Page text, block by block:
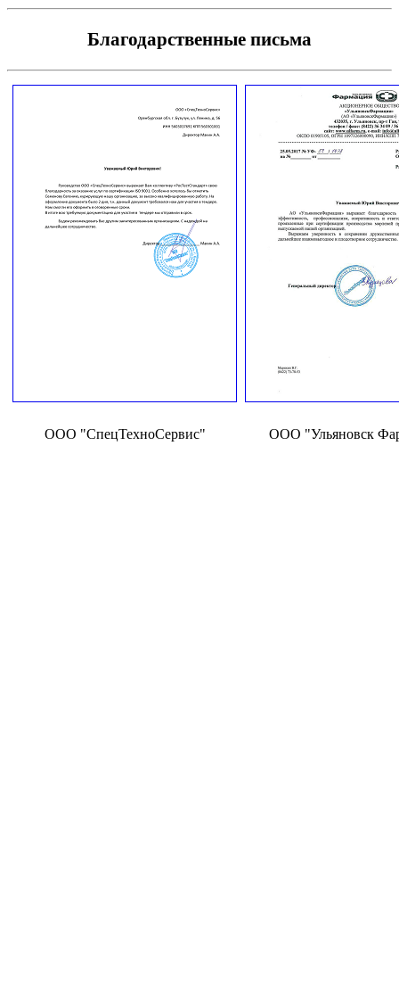
Благодарственные письма
ООО "СпецТехноСервис" ООО "Ульяновск